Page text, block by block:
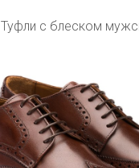
Туфли с блеском